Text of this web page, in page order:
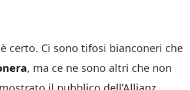
certo. Ci sono tifosi bianconeri che
, ma ce ne sono altri che non